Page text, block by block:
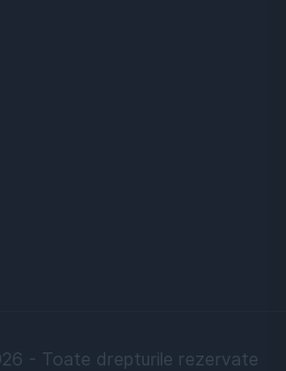
- Toate drepturile rezervate